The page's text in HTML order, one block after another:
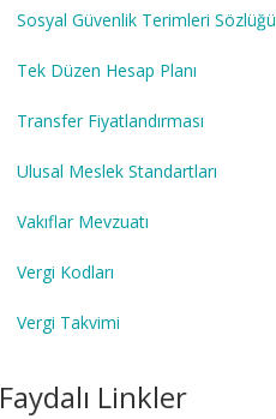
Sosyal Güvenlik Terimleri Sözlüğü
Tek Düzen Hesap Planı
Transfer Fiyatlandırması
Ulusal Meslek Standartları
Vakıflar Mevzuatı
Vergi Kodları
Vergi Takvimi
Faydalı Linkler